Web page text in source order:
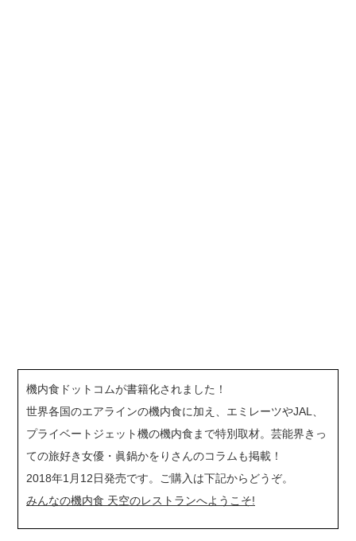
機内食ドットコムが書籍化されました！
世界各国のエアラインの機内食に加え、エミレーツやJAL、
プライベートジェット機の機内食まで特別取材。芸能界きっ
ての旅好き女優・眞鍋かをりさんのコラムも掲載！
2018年1月12日発売です。ご購入は下記からどうぞ。
みんなの機内食 天空のレストランへようこそ!